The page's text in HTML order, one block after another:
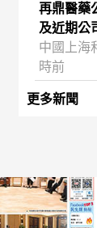
再鼎醫藥
及近期公
中國上海
時前
更多新聞